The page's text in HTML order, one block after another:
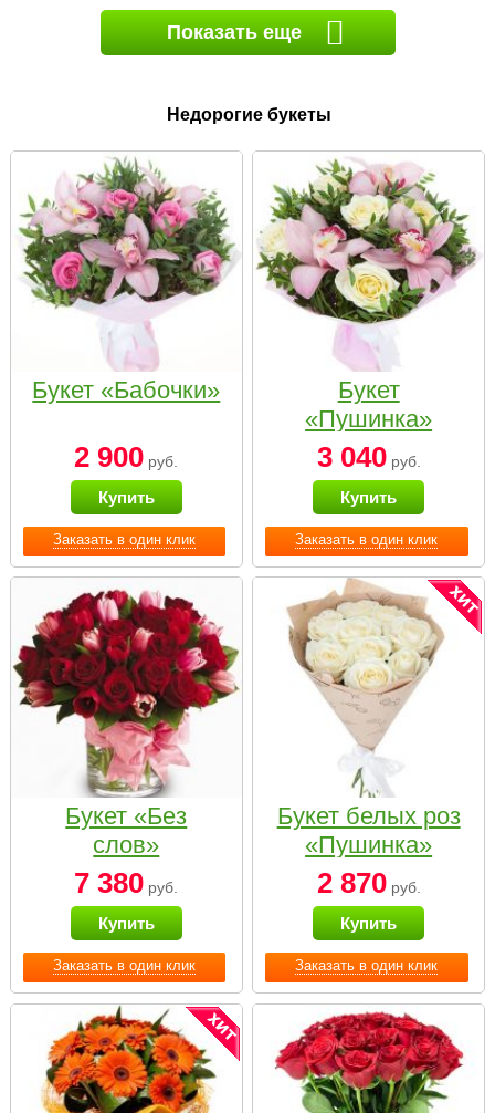
Показать еще
Недорогие букеты
Заказать в один клик
Букет «Бабочки»
2 900 руб.
Купить
Заказать в один клик
Букет
«Пушинка»
3 040руб.
Купить
Заказать в один клик
Букет «Без
слов»
7 380 руб.
Купить
Заказать в один клик
Букет белых роз
«Пушинка»
2 870руб.
Купить